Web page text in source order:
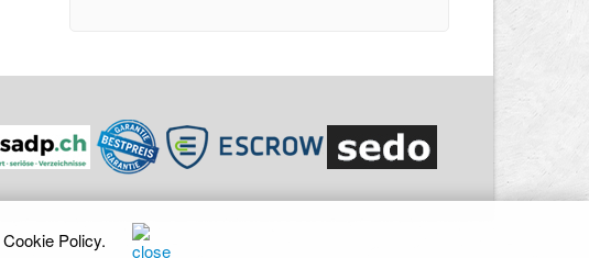
Cookie Policy.